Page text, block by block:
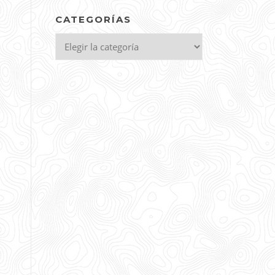
CATEGORÍAS
Categorías